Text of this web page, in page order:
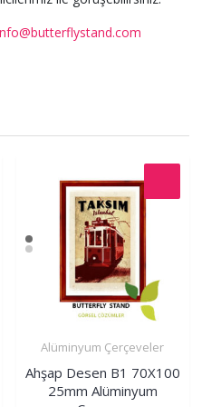
Alüminyum Çerçeveler
Ahşap Desen B1 70X100
25mm Alüminyum